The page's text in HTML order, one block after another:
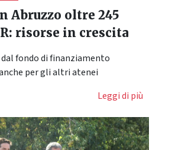
Abruzzo oltre 245
risorse in crescita
fondo di finanziamento
per gli altri atenei
Leggi di più